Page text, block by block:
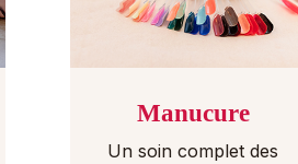
Manucure
Un soin complet des